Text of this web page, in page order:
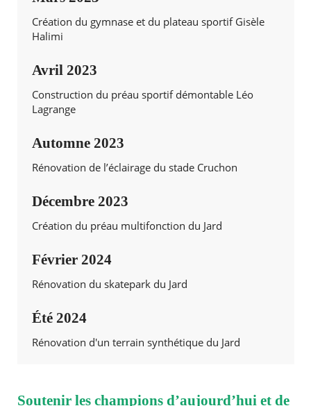
Création du gymnase et du plateau sportif Gisèle
Halimi
Avril 2023
Construction du préau sportif démontable Léo
Lagrange
Automne 2023
Rénovation de l’éclairage du stade Cruchon
Décembre 2023
Création du préau multifonction du Jard
Février 2024
Rénovation du skatepark du Jard
Été 2024
Rénovation d'un terrain synthétique du Jard
Soutenir les champions d’aujourd’hui et de